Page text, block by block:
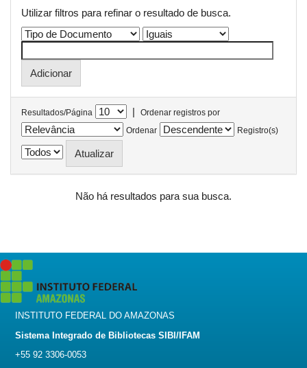
Utilizar filtros para refinar o resultado de busca.
Resultados/Página |
Ordenar registros por
Ordenar
Registro(s)
Não há resultados para sua busca.
INSTITUTO FEDERAL DO AMAZONAS
Sistema Integrado de Bibliotecas SIBI/IFAM
+55 92 3306-0053